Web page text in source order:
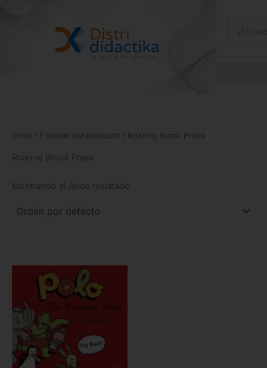
Inicio / Editorial del producto / Roaring Brook Press
Roaring Brook Press
Mostrando el único resultado